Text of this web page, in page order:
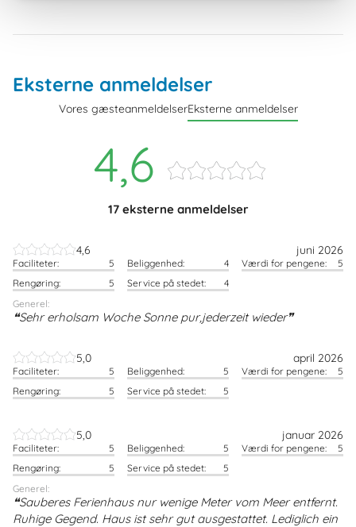
Eksterne anmeldelser
Vores gæsteanmeldelserEksterne anmeldelser
4,6
17 eksterne anmeldelser
4,6 juni 2026
Faciliteter: 5 Beliggenhed: 4 Værdi for pengene:
5
Rengøring:
5 Service på stedet:
4
Generel:
Sehr erholsam Woche Sonne pur,jederzeit wieder
5,0 april 2026
Faciliteter: 5 Beliggenhed: 5 Værdi for pengene:
5
Rengøring:
5 Service på stedet: 5
5,0 januar 2026
Faciliteter: 5 Beliggenhed: 5 Værdi for pengene:
5
Rengøring:
5 Service på stedet:
5
Generel:
Sauberes Ferienhaus nur wenige Meter vom Meer entfernt.
Ruhige Gegend. Haus ist sehr gut ausgestattet. Lediglich ein